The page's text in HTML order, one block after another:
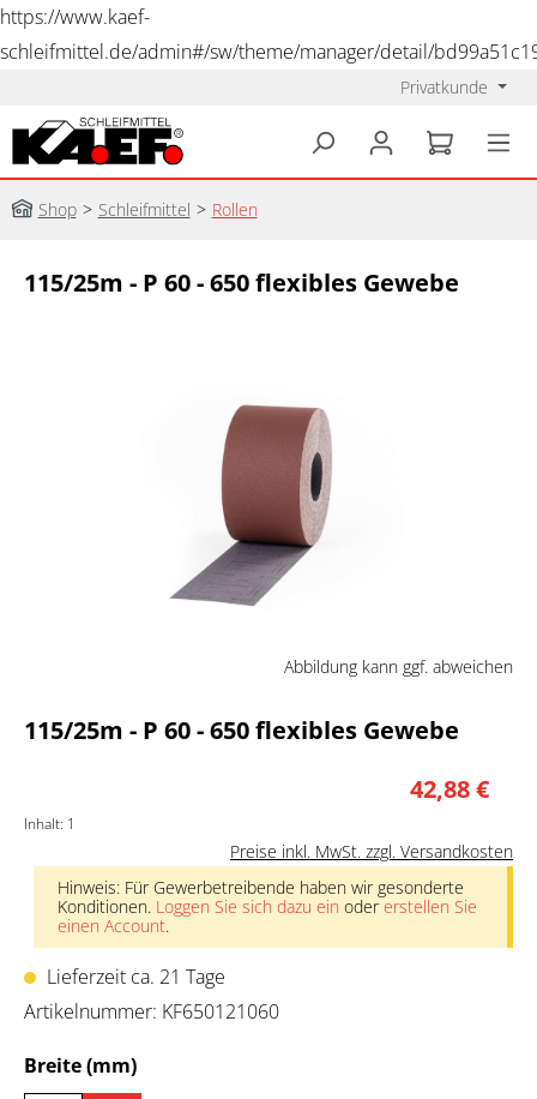
https://www.kaef-
schleifmittel.de/admin#/sw/theme/manager/detail/
Privatkunde
Shop > Schleifmittel > Rollen
115/25m - P 60 - 650 flexibles Gewebe
Abbildung kann ggf. abweichen
115/25m - P 60 - 650 flexibles Gewebe
42,88 €
Inhalt: 1
Preise inkl. MwSt. zzgl. Versandkosten
Hinweis: Für Gewerbetreibende haben wir gesonderte
Konditionen. Loggen Sie sich dazu ein odererstellen Sie
einen Account.
Lieferzeit ca. 21 Tage
Artikelnummer: KF650121060
Breite (mm)auswählen